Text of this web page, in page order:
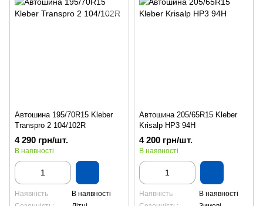
Автошина 195/70R15 Kleber
Transpro 2 104/102R
4 290 грн/шт.
В наявності
Наявність
В наявності
Автошина 205/65R15 Kleber
Krisalp HP3 94H
4 200 грн/шт.
В наявності
Наявність
В наявності